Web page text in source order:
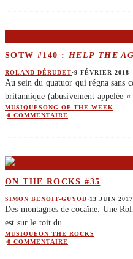
SOTW #140 : HELP THE
ROLAND DÉRUDET·9 FÉVRIER 2018
Au sein du quatuor qui régna sans
britannique (abusivement appelée
MUSIQUESONG OF THE WEEK
·0 COMMENTAIRE
ON THE ROCKS #35
SIMON BENOIT-GUYOD·13 JUIN 2017
Des montagnes de cocaïne. Une
est sur le toit du...
MUSIQUEON THE ROCKS
·0 COMMENTAIRE